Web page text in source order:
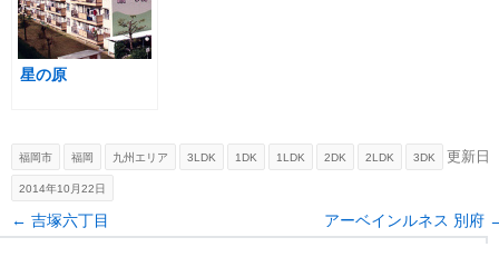
星の原
福岡市 福岡 九州エリア 3LDK 1DK 1LDK 2DK 2LDK 3DK 更新日
2014年10月22日
Post navigation
← 吉塚六丁目 アーベインルネス 別府